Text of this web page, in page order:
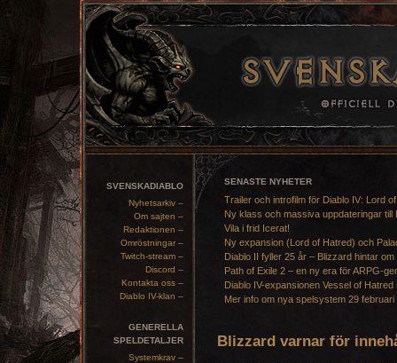
SVENSKADIABLO
Nyhetsarkiv –
Om sajten –
Redaktionen –
Omröstningar –
Twitch-stream –
Discord –
Kontakta oss –
Diablo IV-klan –
GENERELLA
SPELDETALJER
Systemkrav –
SENASTE NYHETER
Trailer och introfilm för Diablo IV: Lord
Ny klass och massiva uppdateringar till
Vila i frid Icerat!
Ny expansion (Lord of Hatred) och
Diablo II fyller 25 år – Blizzard hintar om
Path of Exile 2 – en ny era för ARPG-
Diablo IV-expansionen Vessel of
Mer info om nya spelsystem 29 februari
Blizzard varnar för